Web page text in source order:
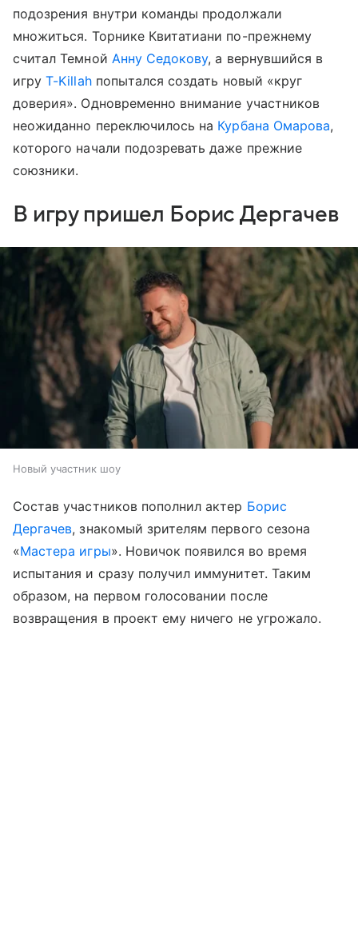
подозрения внутри команды продолжали
множиться. Торнике Квитатиани по-прежнему
считал Темной Анну Седокову, а вернувшийся в
игруT-Killahпопытался создать новый «круг
доверия». Одновременно внимание участников
неожиданно переключилось на Курбана Омарова,
которого начали подозревать даже прежние
союзники.
В игру пришел Борис Дергачев
Новый участник шоу
Состав участников пополнил актер Борис
Дергачев, знакомый зрителям первого сезона
«Мастера игры». Новичок появился во время
испытания и сразу получил иммунитет. Таким
образом, на первом голосовании после
возвращения в проект ему ничего не угрожало.